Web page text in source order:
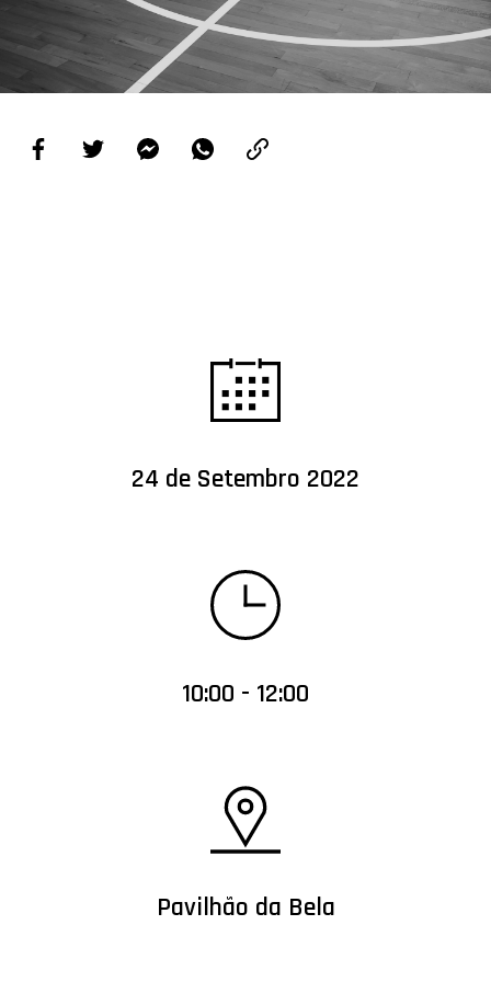
PROJETOS
LIGA BETCLIC MASCULINA
24 de Setembro 2022
10:00 - 12:00
Pavilhão da Bela